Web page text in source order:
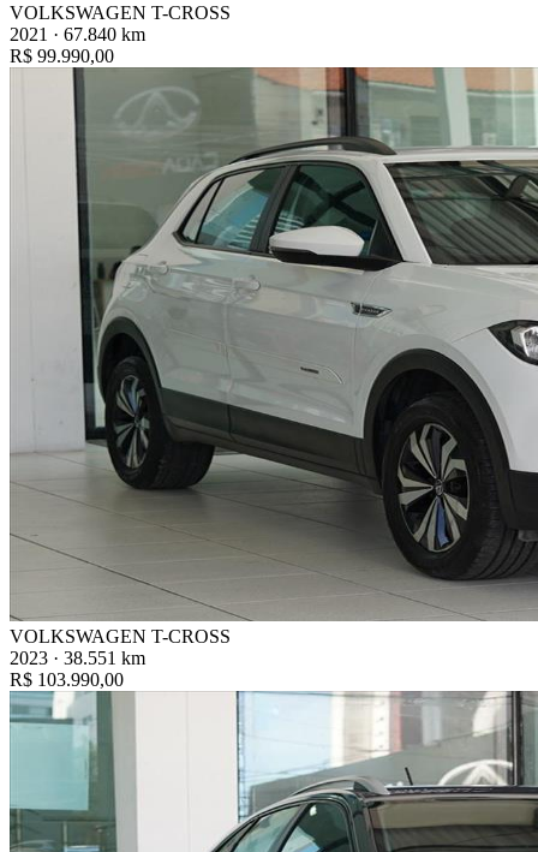
VOLKSWAGEN T-CROSS
2021 · 67.840 km
R$ 99.990,00
VOLKSWAGEN T-CROSS
2023 · 38.551 km
R$ 103.990,00